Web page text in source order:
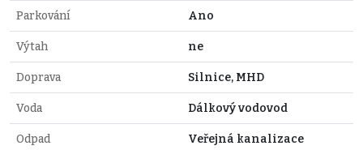
Parkování Ano
Výtah ne
Doprava Silnice, MHD
Voda Dálkový vodovod
Odpad Veřejná kanalizace